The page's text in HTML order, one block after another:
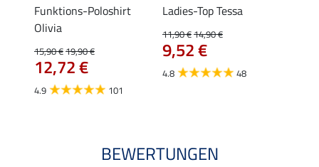
Funktions-Poloshirt
Olivia
15,90 €19,90 €
12,72 €
4.9 101
Ladies-Top Tessa
11,90 €14,90 €
9,52 €
4.8 48
BEWERTUNGEN